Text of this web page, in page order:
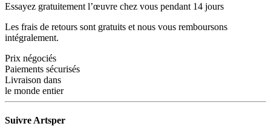
Essayez gratuitement l’œuvre chez vous pendant 14 jours
Les frais de retours sont gratuits et nous vous remboursons
intégralement.
Prix négociés
Paiements sécurisés
Livraison dans
le monde entier
Suivre Artsper